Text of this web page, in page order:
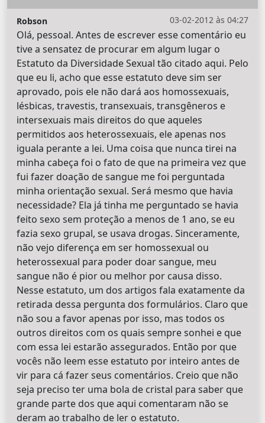
03-02-2012 às 04:27
Robson
Olá, pessoal. Antes de escrever esse comentário eu
tive a sensatez de procurar em algum lugar o
Estatuto da Diversidade Sexual tão citado aqui. Pelo
que eu li, acho que esse estatuto deve sim ser
aprovado, pois ele não dará aos homossexuais,
lésbicas, travestis, transexuais, transgêneros e
intersexuais mais direitos do que aqueles
permitidos aos heterossexuais, ele apenas nos
iguala perante a lei. Uma coisa que nunca tirei na
minha cabeça foi o fato de que na primeira vez que
fui fazer doação de sangue me foi perguntada
minha orientação sexual. Será mesmo que havia
necessidade? Ela já tinha me perguntado se havia
feito sexo sem proteção a menos de 1 ano, se eu
fazia sexo grupal, se usava drogas. Sinceramente,
não vejo diferença em ser homossexual ou
heterossexual para poder doar sangue, meu
sangue não é pior ou melhor por causa disso.
Nesse estatuto, um dos artigos fala exatamente da
retirada dessa pergunta dos formulários. Claro que
não sou a favor apenas por isso, mas todos os
outros direitos com os quais sempre sonhei e que
com essa lei estarão assegurados. Então por que
vocês não leem esse estatuto por inteiro antes de
vir para cá fazer seus comentários. Creio que não
seja preciso ter uma bola de cristal para saber que
grande parte dos que aqui comentaram não se
deram ao trabalho de ler o estatuto.